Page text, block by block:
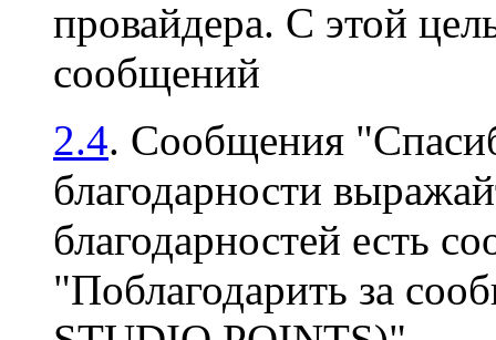
провайдера. С этой
сообщений
2.4. Сообщения
благодарности
благодарностей есть
"Поблагодарить за